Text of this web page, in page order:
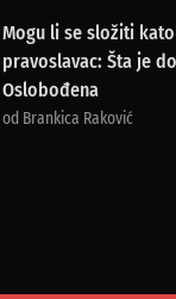
Mogu li se složiti
pravoslavac: Šta je
Oslobođena
od Brankica Raković